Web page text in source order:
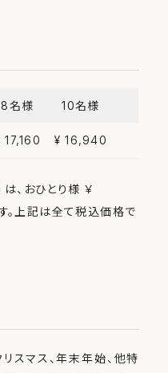
8名様 10名様
17,160 ¥ 16,940
、おひとり様 ￥
。上記は全て税込価格で
スマス、年末年始、他特